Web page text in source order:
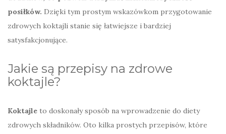
posiłków. Dzięki tym prostym wskazówkom przygotowanie
zdrowych koktajli stanie się łatwiejsze i bardziej
satysfakcjonujące.
Jakie są przepisy na zdrowe
koktajle?
Koktajle to doskonały sposób na wprowadzenie do diety
zdrowych składników. Oto kilka prostych przepisów, które